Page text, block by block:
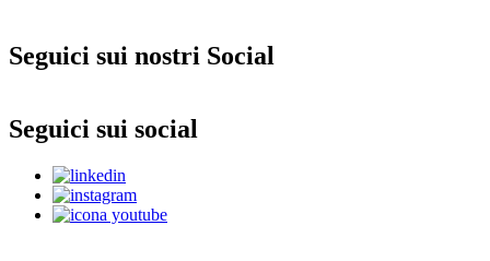
Seguici sui nostri Social
Seguici sui social